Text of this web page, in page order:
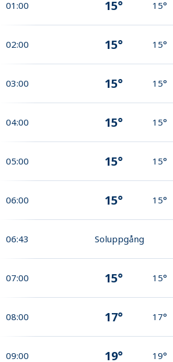
01:00 15° 15°
02:00 15° 15°
03:00 15° 15°
04:00 15° 15°
05:00 15° 15°
06:00 15° 15°
06:43 Soluppgång
07:00 15° 15°
08:00 17° 17°
09:00 19° 19°